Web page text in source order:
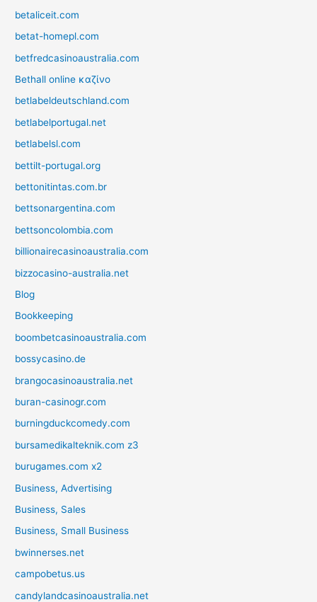
betaliceit.com
betat-homepl.com
betfredcasinoaustralia.com
Bethall online καζίνο
betlabeldeutschland.com
betlabelportugal.net
betlabelsl.com
bettilt-portugal.org
bettonitintas.com.br
bettsonargentina.com
bettsoncolombia.com
billionairecasinoaustralia.com
bizzocasino-australia.net
Blog
Bookkeeping
boombetcasinoaustralia.com
bossycasino.de
brangocasinoaustralia.net
buran-casinogr.com
burningduckcomedy.com
bursamedikalteknik.com z3
burugames.com x2
Business, Advertising
Business, Sales
Business, Small Business
bwinnerses.net
campobetus.us
candylandcasinoaustralia.net